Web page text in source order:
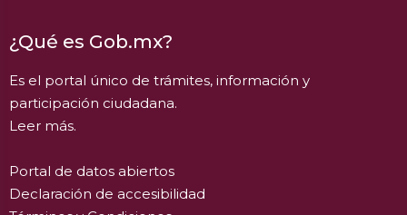
¿Qué es Gob.mx?
Es el portal único de trámites, información y
participación ciudadana.
Leer más.
Portal de datos abiertos
Declaración de accesibilidad